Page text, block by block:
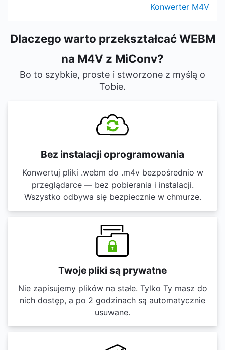
Konwerter M4V
Dlaczego warto przekształcać WEBM
na M4V z MiConv?
Bo to szybkie, proste i stworzone z myślą o
Tobie.
Bez instalacji oprogramowania
Konwertuj pliki .webm do .m4v bezpośrednio w
przeglądarce — bez pobierania i instalacji.
Wszystko odbywa się bezpiecznie w chmurze.
Twoje pliki są prywatne
Nie zapisujemy plików na stałe. Tylko Ty masz do
nich dostęp, a po 2 godzinach są automatycznie
usuwane.